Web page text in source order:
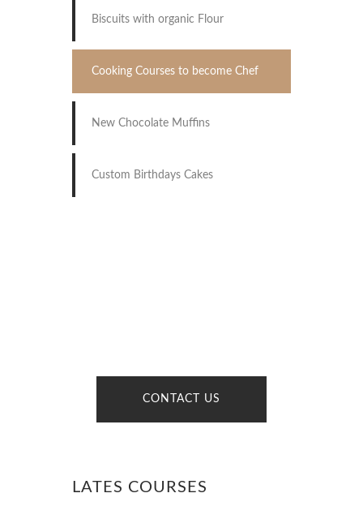
Biscuits with organic Flour
Cooking Courses to become Chef
New Chocolate Muffins
Custom Birthdays Cakes
CONTACT US
LATES COURSES